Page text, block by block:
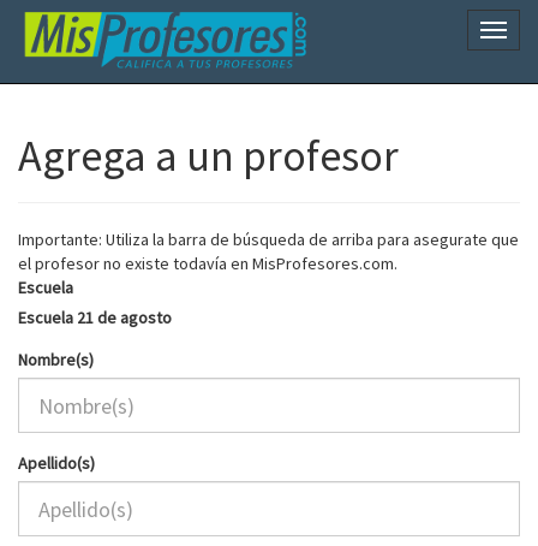
Agrega a un profesor
Importante: Utiliza la barra de búsqueda de arriba para asegurate que
el profesor no existe todavía en MisProfesores.com.
Escuela
Escuela 21 de agosto
Nombre(s)
Apellido(s)